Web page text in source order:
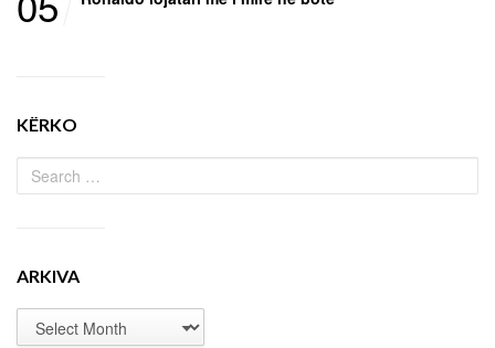
KËRKO
ARKIVA